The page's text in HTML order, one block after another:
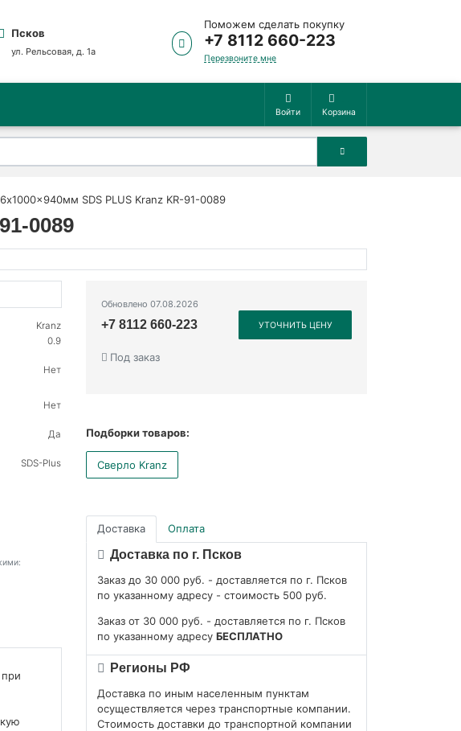
Псков
ул. Рельсовая, д. 1а
Поможем сделать покупку
+7 8112 660-223
Перезвоните мне
Войти Корзина
SDS PLUS Kranz KR-91-0089
0089
Kranz
0.9
Нет
Нет
Да
SDS-Plus
Обновлено 07.08.2026
+7 8112 660-223 УТОЧНИТЬ ЦЕНУ
Под заказ
Подборки товаров:
Сверло Kranz
Доставка Оплата
Доставка по г. Псков
Заказ до 30 000 руб. - доставляется по г. Псков
по указанному адресу - стоимость 500 руб.
Заказ от 30 000 руб. - доставляется по г. Псков
по указанному адресу БЕСПЛАТНО
Регионы РФ
Доставка по иным населенным пунктам
осуществляется через транспортные компании.
Стоимость доставки до транспортной компании